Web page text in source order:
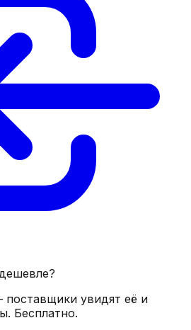
поставщики увидят её и
Бесплатно.